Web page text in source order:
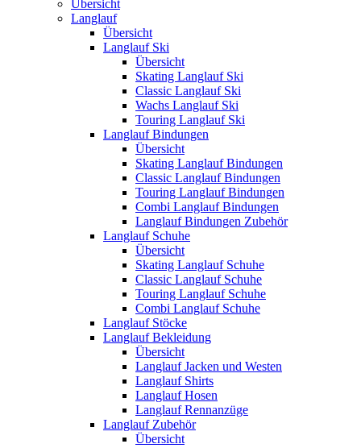
Übersicht
Langlauf
Übersicht
Langlauf Ski
Übersicht
Skating Langlauf Ski
Classic Langlauf Ski
Wachs Langlauf Ski
Touring Langlauf Ski
Langlauf Bindungen
Übersicht
Skating Langlauf Bindungen
Classic Langlauf Bindungen
Touring Langlauf Bindungen
Combi Langlauf Bindungen
Langlauf Bindungen Zubehör
Langlauf Schuhe
Übersicht
Skating Langlauf Schuhe
Classic Langlauf Schuhe
Touring Langlauf Schuhe
Combi Langlauf Schuhe
Langlauf Stöcke
Langlauf Bekleidung
Übersicht
Langlauf Jacken und Westen
Langlauf Shirts
Langlauf Hosen
Langlauf Rennanzüge
Langlauf Zubehör
Übersicht